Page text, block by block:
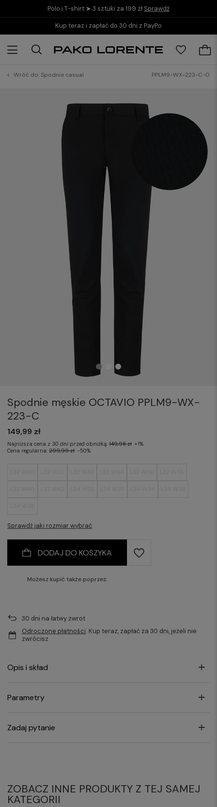
Polo i T-shirt ➤ 3 sztuki za 199 zł Sprawdź
Kup teraz i zapłać do 30 dni z PayPo
Wróć do:Spodnie casual PPLM9-WX-223-C-0
Spodnie męskie OCTAVIO PPLM9-WX-
223-C
Sprawdź jaki rozmiar wybrać
149,99 zł
Najniższa cena z 30 dni przed obniżką: 149,98 zł +1%
Cena regularna: 299,99 zł -50%
DODAJ DO KOSZYKA
Możesz kupić także poprzez:
30 dni na łatwy zwrot
Odroczone płatności. Kup teraz, zapłać za 30 dni, jeżeli nie
zwrócisz
Opis i skład
Parametry
Zadaj pytanie
ZOBACZ INNE PRODUKTY Z TEJ SAMEJ
KATEGORII